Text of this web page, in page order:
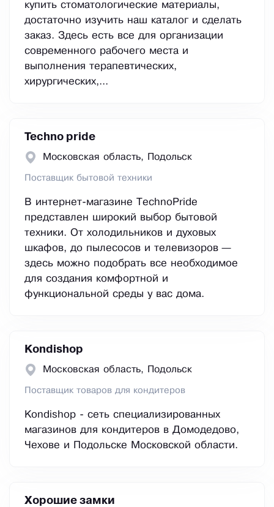
купить стоматологические материалы,
достаточно изучить наш каталог и сделать
заказ. Здесь есть все для организации
современного рабочего места и
выполнения терапевтических,
хирургических,...
Techno pride
Московская область, Подольск
Поставщик бытовой техники
В интернет-магазине TechnoPride
представлен широкий выбор бытовой
техники. От холодильников и духовых
шкафов, до пылесосов и телевизоров —
здесь можно подобрать все необходимое
для создания комфортной и
функциональной среды у вас дома.
Kondishop
Московская область, Подольск
Поставщик товаров для кондитеров
Kondishop - сеть специализированных
магазинов для кондитеров в Домодедово,
Чехове и Подольске Московской области.
Хорошие замки